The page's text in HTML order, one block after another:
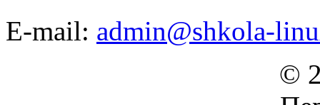
E-mail: admin@shkola-
©